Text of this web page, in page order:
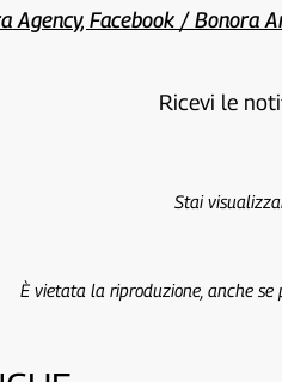
Agency, Facebook / Bonora
Ricevi le
Stai
È vietata la riproduzione, anche